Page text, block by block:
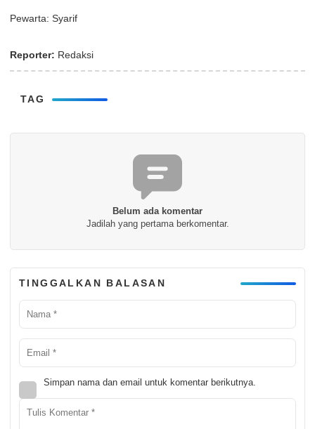
Pewarta: Syarif
Reporter: Redaksi
TAG
Belum ada komentar
Jadilah yang pertama berkomentar.
TINGGALKAN BALASAN
Simpan nama dan email untuk komentar berikutnya.